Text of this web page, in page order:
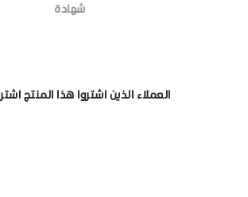
شهادة
العملاء الذين اشتروا هذا المنتج